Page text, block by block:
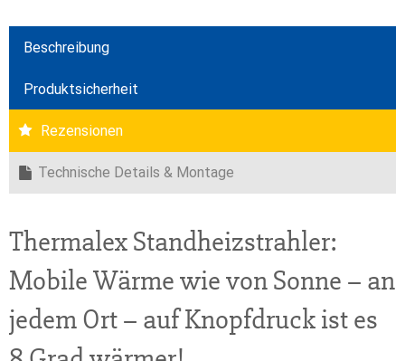
Beschreibung
Produktsicherheit
Rezensionen
Technische Details & Montage
Thermalex Standheizstrahler:
Mobile Wärme wie von Sonne – an
jedem Ort – auf Knopfdruck ist es